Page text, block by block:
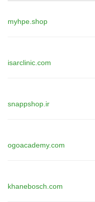
myhpe.shop
isarclinic.com
snappshop.ir
ogoacademy.com
khanebosch.com